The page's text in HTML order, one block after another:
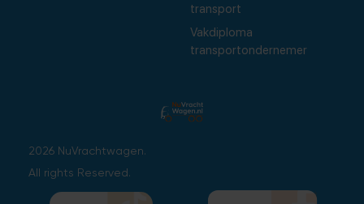
transport
Vakdiploma
transportondernemer
2026 NuVrachtwagen.
All rights Reserved.